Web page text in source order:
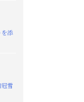
を添
雪